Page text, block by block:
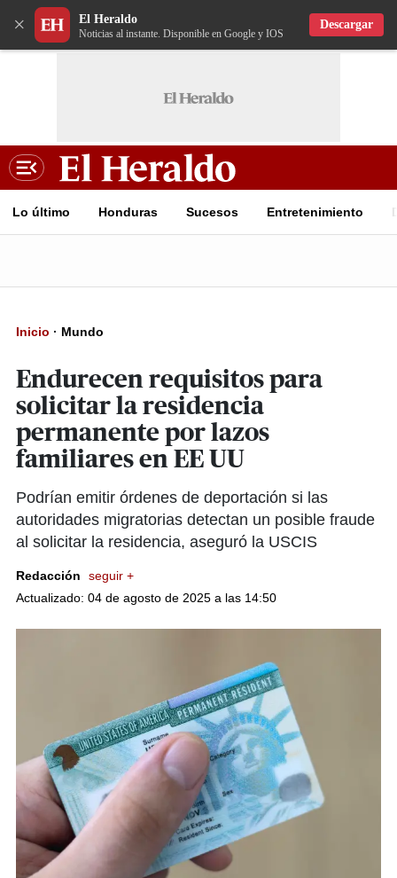
× El Heraldo
Noticias al instante. Disponible en Google y IOS
Descargar
Lo último Honduras Sucesos Entretenimiento
Inicio · Mundo
Endurecen requisitos para
solicitar la residencia
permanente por lazos
familiares en EE UU
Podrían emitir órdenes de deportación si las
autoridades migratorias detectan un posible fraude
al solicitar la residencia, aseguró la USCIS
Redacción
seguir +
Actualizado: 04 de agosto de 2025 a las 14:50